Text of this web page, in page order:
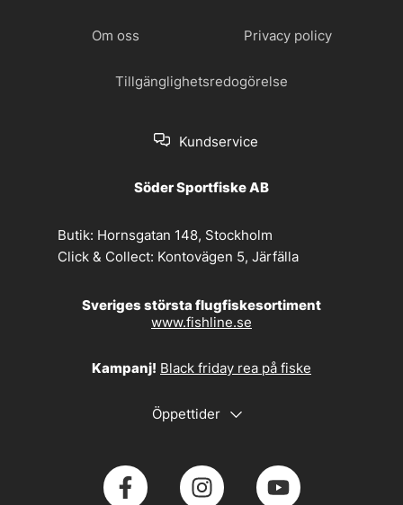
Om oss Privacy policy
Tillgänglighetsredogörelse
Kundservice
Söder Sportfiske AB
Butik: Hornsgatan 148, Stockholm
Click & Collect: Kontovägen 5, Järfälla
Sveriges största flugfiskesortiment
www.fishline.se
Kampanj! Black friday rea på fiske
Öppettider